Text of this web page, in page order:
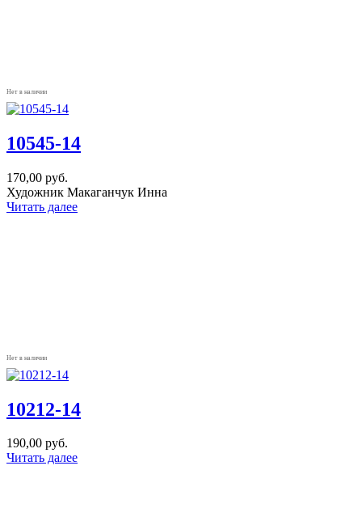
Нет в наличии
10545-14
170,00 руб.
Художник Макаганчук Инна
Читать далее
Нет в наличии
10212-14
190,00 руб.
Читать далее